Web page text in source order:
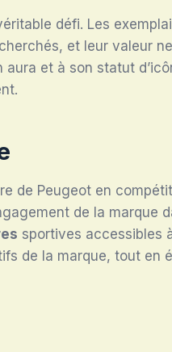
défi. Les
et leur valeur
aura et à son statut
de Peugeot en
de la marque
sportives accessibles
de la marque, tout en